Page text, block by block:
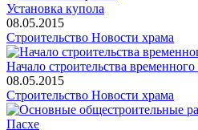
Установка купола
08.05.2015
Строительство Новости храма
Начало строительства
08.05.2015
Строительство Новости храма